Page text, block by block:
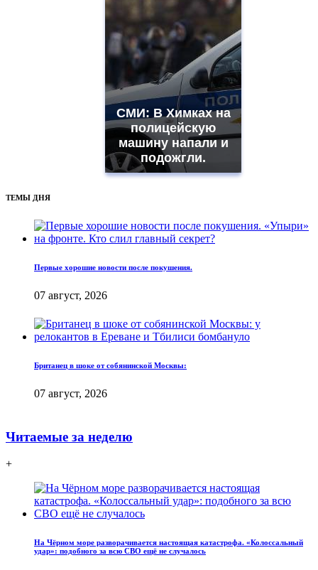
СМИ: В Химках на
полицейскую
машину напали и
подожгли.
ТЕМЫ ДНЯ
Первые хорошие новости после покушения.
07 август, 2026
Британец в шоке от собянинской Москвы:
07 август, 2026
Читаемые за неделю
+
На Чёрном море разворачивается настоящая катастрофа. «Колоссальный
удар»: подобного за всю СВО ещё не случалось